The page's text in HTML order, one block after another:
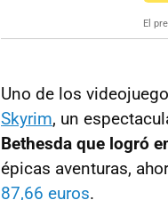
El
Uno de los
Skyrim, un
Bethesda que logró
épicas aventuras,
87,66 euros.